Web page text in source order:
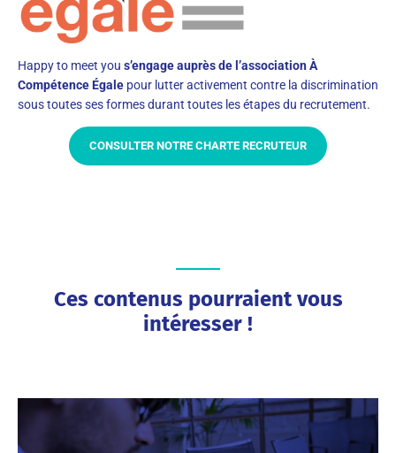
Happy to meet you s’engage auprès de l’association À
Compétence Égale pour lutter activement contre la discrimination
sous toutes ses formes durant toutes les étapes du recrutement.
CONSULTER NOTRE CHARTE RECRUTEUR
Ces contenus pourraient vous
intéresser !